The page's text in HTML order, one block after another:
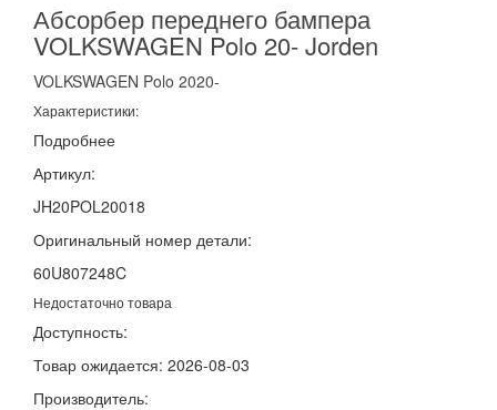
Абсорбер переднего бампера
VOLKSWAGEN Polo 20- Jorden
VOLKSWAGEN Polo 2020-
Характеристики:
Подробнее
Артикул:
JH20POL20018
Оригинальный номер детали:
60U807248C
Недостаточно товара
Доступность:
Товар ожидается: 2026-08-03
Производитель: